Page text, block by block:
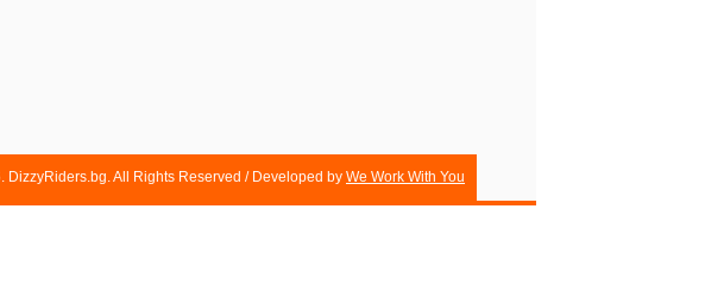
DizzyRiders.bg. All Rights Reserved / Developed by We Work With You